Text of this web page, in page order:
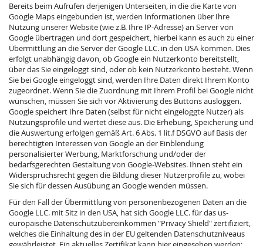
Bereits beim Aufrufen derjenigen Unterseiten, in die die Karte von
Google Maps eingebunden ist, werden Informationen über Ihre
Nutzung unserer Website (wie z.B. Ihre IP-Adresse) an Server von
Google übertragen und dort gespeichert, hierbei kann es auch zu einer
Übermittlung an die Server der Google LLC. in den USA kommen. Dies
erfolgt unabhängig davon, ob Google ein Nutzerkonto bereitstellt,
über das Sie eingeloggt sind, oder ob kein Nutzerkonto besteht. Wenn
Sie bei Google eingeloggt sind, werden Ihre Daten direkt Ihrem Konto
zugeordnet. Wenn Sie die Zuordnung mit Ihrem Profil bei Google nicht
wünschen, müssen Sie sich vor Aktivierung des Buttons ausloggen.
Google speichert Ihre Daten (selbst für nicht eingeloggte Nutzer) als
Nutzungsprofile und wertet diese aus. Die Erhebung, Speicherung und
die Auswertung erfolgen gemäß Art. 6 Abs. 1 lit.f DSGVO auf Basis der
berechtigten Interessen von Google an der Einblendung
personalisierter Werbung, Marktforschung und/oder der
bedarfsgerechten Gestaltung von Google-Websites. Ihnen steht ein
Widerspruchsrecht gegen die Bildung dieser Nutzerprofile zu, wobei
Sie sich für dessen Ausübung an Google wenden müssen.
Für den Fall der Übermittlung von personenbezogenen Daten an die
Google LLC. mit Sitz in den USA, hat sich Google LLC. für das us-
europäische Datenschutzübereinkommen "Privacy Shield" zertifiziert,
welches die Einhaltung des in der EU geltenden Datenschutzniveaus